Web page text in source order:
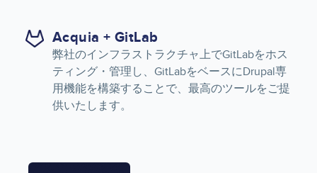
Acquia + GitLab
弊社のインフラストラクチャ上でGitLabをホス
ティング・管理し、GitLabをベースにDrupal専
用機能を構築することで、最高のツールをご提
供いたします。